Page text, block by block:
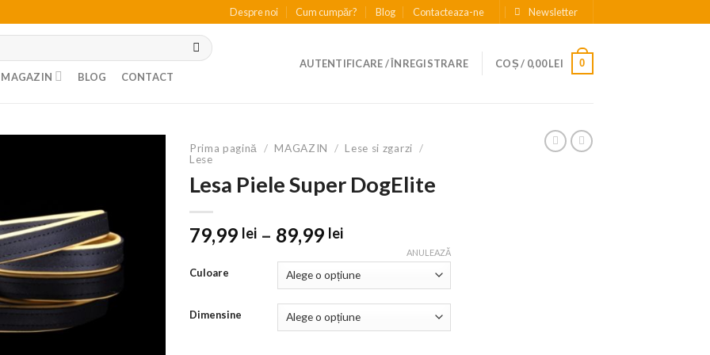
Despre noi Cum cumpăr? Blog Contacteaza-ne Newsletter
MAGAZIN BLOG CONTACT
AUTENTIFICARE / ÎNREGISTRARE COȘ / 0,00LEI 0
Prima pagină / MAGAZIN / Lese si zgarzi
/
Lese
Lesa Piele Super DogElite
79,99 lei – 89,99 leiInterval
prețuri:
79,99 lei
până
la
Culoare
Dimensine
ANULEAZĂ